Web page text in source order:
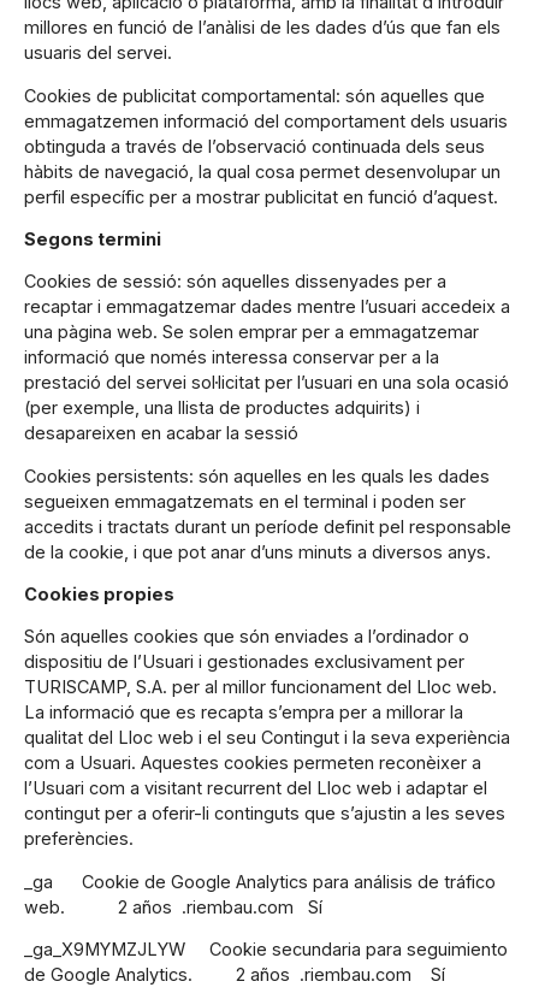
millores en funció de l’anàlisi de les dades d’ús que fan els
usuaris del servei.
Cookies de publicitat comportamental: són aquelles que
emmagatzemen informació del comportament dels usuaris
obtinguda a través de l’observació continuada dels seus
hàbits de navegació, la qual cosa permet desenvolupar un
perfil específic per a mostrar publicitat en funció d’aquest.
Segons termini
Cookies de sessió: són aquelles dissenyades per a
recaptar i emmagatzemar dades mentre l’usuari accedeix a
una pàgina web. Se solen emprar per a emmagatzemar
informació que només interessa conservar per a la
prestació del servei sol·licitat per l’usuari en una sola ocasió
(per exemple, una llista de productes adquirits) i
desapareixen en acabar la sessió
Cookies persistents: són aquelles en les quals les dades
segueixen emmagatzemats en el terminal i poden ser
accedits i tractats durant un període definit pel responsable
de la cookie, i que pot anar d’uns minuts a diversos anys.
Cookies propies
Són aquelles cookies que són enviades a l’ordinador o
dispositiu de l’Usuari i gestionades exclusivament per
TURISCAMP, S.A. per al millor funcionament del Lloc web.
La informació que es recapta s’empra per a millorar la
qualitat del Lloc web i el seu Contingut i la seva experiència
com a Usuari. Aquestes cookies permeten reconèixer a
l’Usuari com a visitant recurrent del Lloc web i adaptar el
contingut per a oferir-li continguts que s’ajustin a les seves
preferències.
_ga Cookie de Google Analytics para análisis de tráfico
web. 2 años .riembau.com Sí
_ga_X9MYMZJLYW Cookie secundaria para seguimiento
de Google Analytics. 2 años .riembau.com Sí